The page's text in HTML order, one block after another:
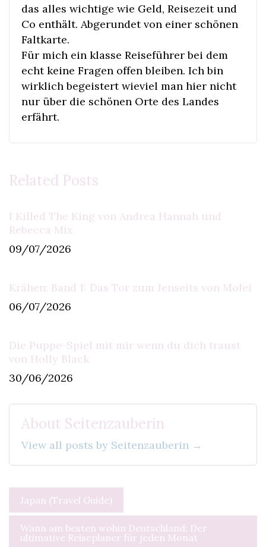
das alles wichtige wie Geld, Reisezeit und
Co enthält. Abgerundet von einer schönen
Faltkarte.
Für mich ein klasse Reiseführer bei dem
echt keine Fragen offen bleiben. Ich bin
wirklich begeistert wieviel man hier nicht
nur über die schönen Orte des Landes
erfährt.
Related Posts
I Killed The King von Andrea Hannah und
Rebecca Mix
09/07/2026
Krähen: Band 1: Das Tor zum Jenseits von Mofei
06/07/2026
Die Puppe-Spiel mit mir wenn du dich traust
von Holly Black
30/06/2026
About Seitenzauberin
View all posts by Seitenzauberin →
Beitragsnavigation
Japan (Travel Guide)
Wann am besten wohin Deutschland: Der
ultimative Reiseplaner für jeden Monat